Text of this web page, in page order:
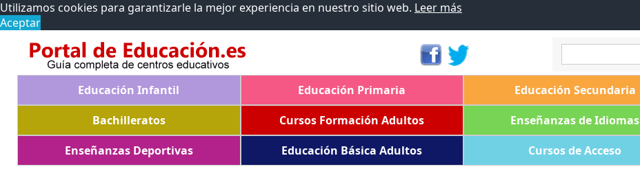
Utilizamos cookies para garantizarle la mejor experiencia en nuestro sitio web. Leer más
Aceptar
Educación Infantil Educación Primaria Educación Secundaria
Bachilleratos
Cursos Formación Adultos Enseñanzas de Idiomas
Enseñanzas Deportivas
Educación Básica Adultos Cursos de Acceso